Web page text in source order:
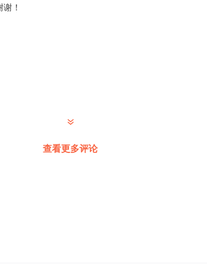
！
查看更多评论